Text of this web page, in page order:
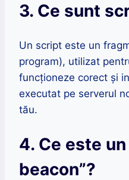
3. Ce sunt
Un script este un
program), utilizat
funcționeze corect și
executat pe serverul
tău.
4. Ce este
beacon”?